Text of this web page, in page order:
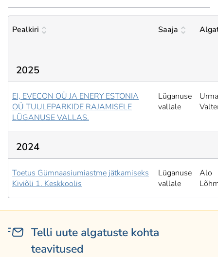
Pealkiri Saaja
2025
EI, EVECON OÜ JA ENERY ESTONIA
OÜ TUULEPARKIDE RAJAMISELE
LÜGANUSE VALLAS.
Lüganuse
vallale
2024
Toetus Gümnaasiumiastme jätkamiseks
Kiviõli 1. Keskkoolis
Lüganuse
vallale
Alo
Telli uute algatuste kohta
teavitused